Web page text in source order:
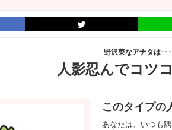
野沢菜なアナタは･･･
人影忍んでコツ
このタイプの
あなたは、いつも